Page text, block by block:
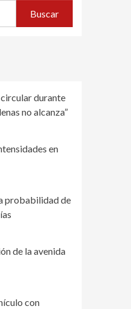
durante
no alcanza”
en
probabilidad de
de la avenida
con